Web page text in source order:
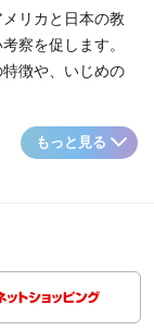
リカと日本の教
察を促します。
徴や、いじめの
もっと見る